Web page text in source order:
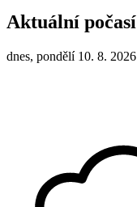
Aktuální počasí
dnes, pondělí 10. 8. 2026